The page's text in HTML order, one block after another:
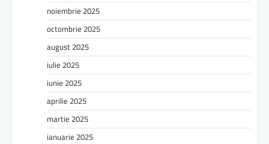
noiembrie 2025
octombrie 2025
august 2025
iulie 2025
iunie 2025
aprilie 2025
martie 2025
ianuarie 2025